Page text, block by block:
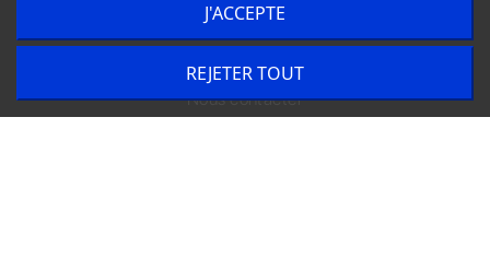
Conditions Générales de Vente
Nous contacter
REJETER TOUT
J'ACCEPTE